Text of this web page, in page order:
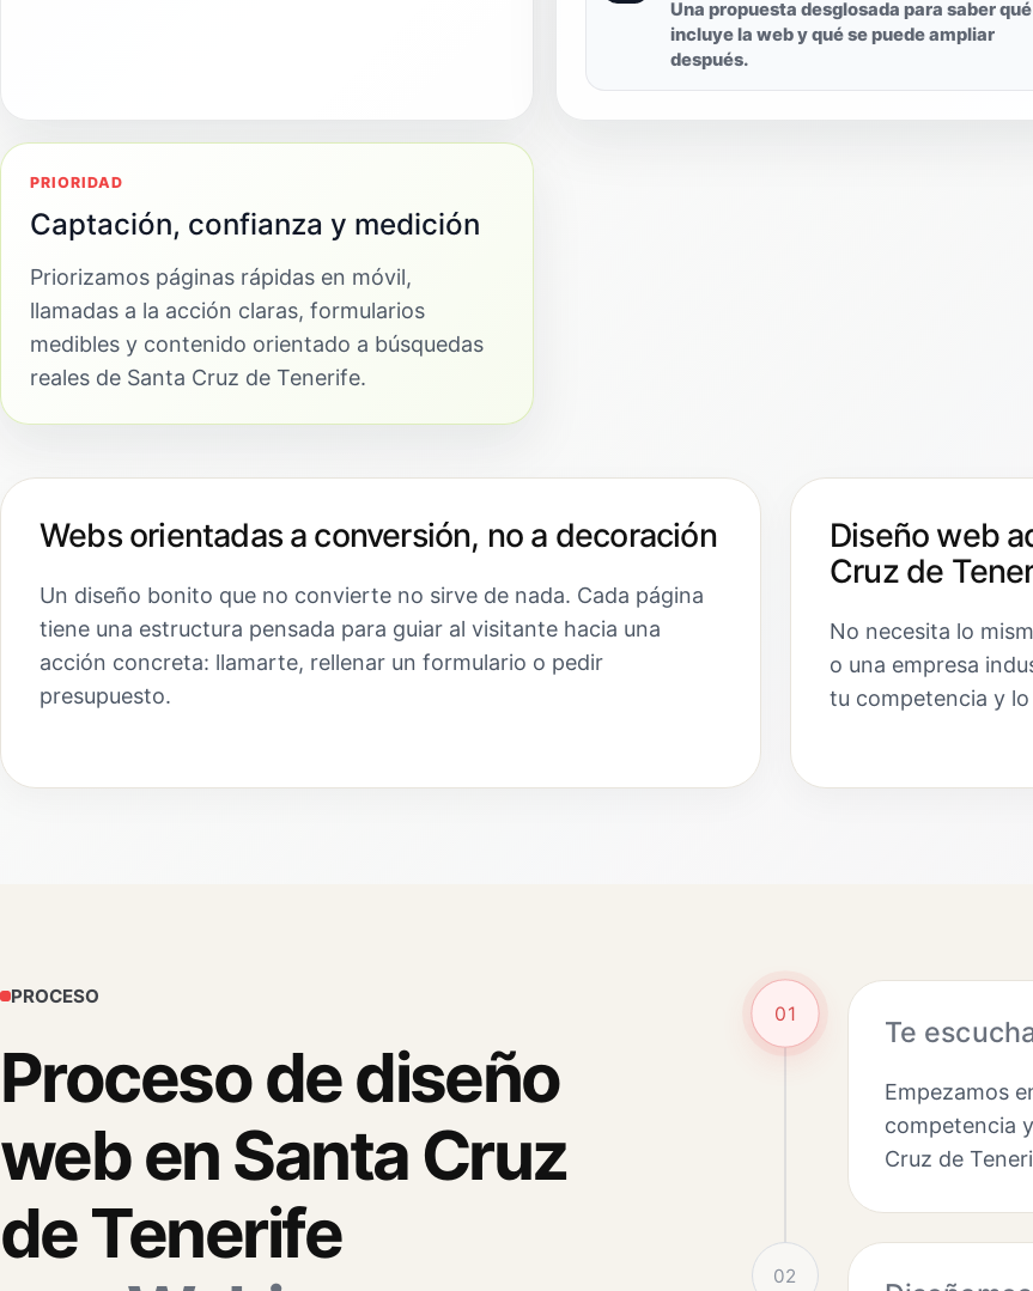
Una propuesta desglosada para saber qué
incluye la web y qué se puede ampliar
después.
PRIORIDAD
Captación, confianza y medición
Priorizamos páginas rápidas en móvil,
llamadas a la acción claras, formularios
medibles y contenido orientado a búsquedas
reales de Santa Cruz de Tenerife.
Webs orientadas a conversión, no a decoración
Un diseño bonito que no convierte no sirve de nada. Cada página
tiene una estructura pensada para guiar al visitante hacia una
acción concreta: llamarte, rellenar un formulario o pedir
presupuesto.
Diseño web
Cruz de
No necesita lo
o una empresa
tu competencia y
PROCESO
Proceso de diseño
web en Santa Cruz
de Tenerife
01
Te
Empezamos
competencia
Cruz de
02